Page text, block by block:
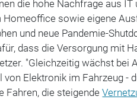
die hohe Nachfrage aus
Homeoffice sowie eigene
und neue Pandemie-
dass die Versorgung mit
"Gleichzeitig wächst bei
von Elektronik im Fahrzeug -
Fahren, die steigende